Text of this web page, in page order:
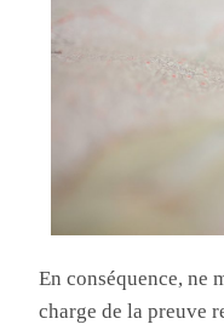
En conséquence, ne
charge de la preuve